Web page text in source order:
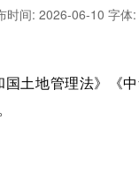
时间: 2026-06-10 字体
土地管理法》《